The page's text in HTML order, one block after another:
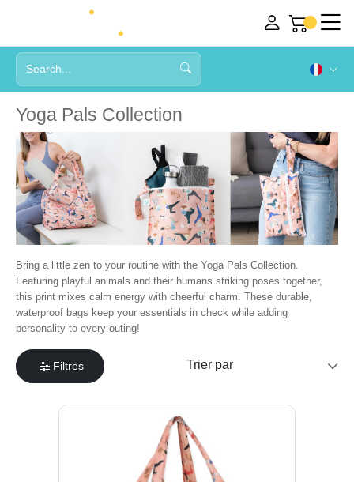
Yoga Pals Collection
Bring a little zen to your routine with the Yoga Pals Collection.
Featuring playful animals and their humans striking poses together,
this print mixes calm energy with cheerful charm. These durable,
waterproof bags keep your essentials in check while adding
personality to every outing!
Filtres